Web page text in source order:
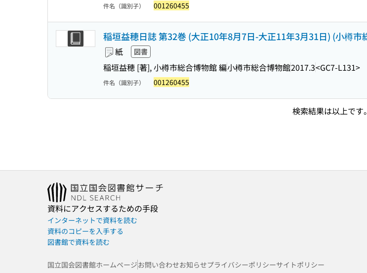
件名（識別子） 001260455
稲垣益穂日誌 第32巻 (大正10年8月7日-大正11年3月31日) (小樽市
紙 図書
稲垣益穂 [著], 小樽市総合博物館 編小樽市総合博物館2017.3<GC7-L131>
件名（識別子） 001260455
検索結果は以上です。
資料にアクセスするための手段
インターネットで資料を読む
資料のコピーを入手する
図書館で資料を読む
国立国会図書館ホームページお問い合わせお知らせプライバシーポリシーサイトポリシー